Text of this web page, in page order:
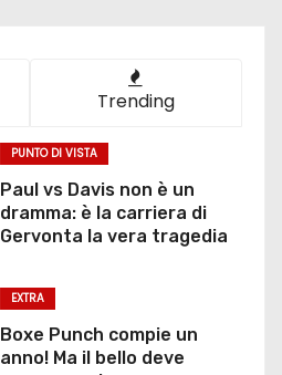
Trending
PUNTO DI VISTA
Paul vs Davis non è un
dramma: è la carriera di
Gervonta la vera tragedia
EXTRA
Boxe Punch compie un
anno! Ma il bello deve